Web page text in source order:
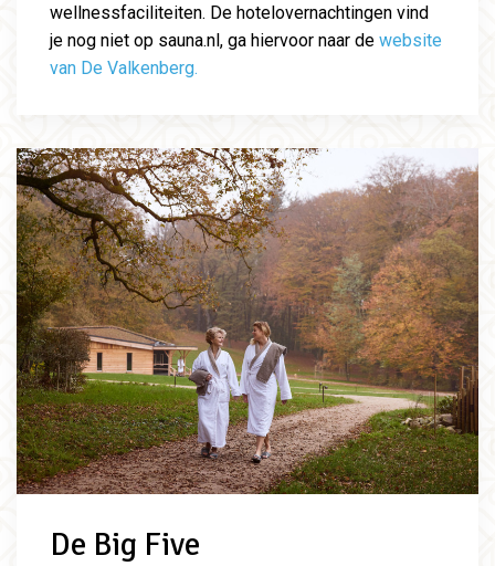
wellnessfaciliteiten. De hotelovernachtingen vind
je nog niet op sauna.nl, ga hiervoor naar de website
van De Valkenberg.
De Big Five